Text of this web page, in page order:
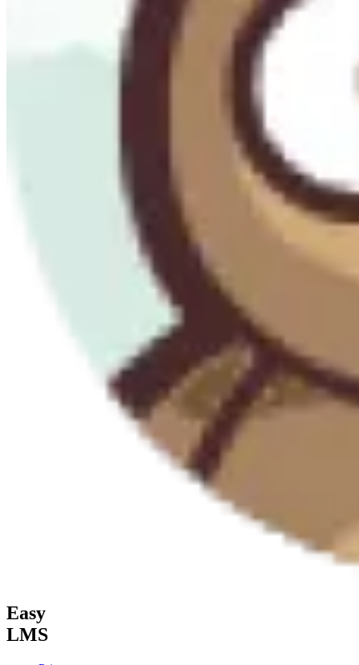
Easy
LMS